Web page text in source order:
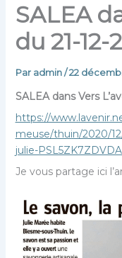
SALEA
du 21-12-
Par admin/22
SALEA dans Vers
https://
meuse/thuin/2020/
julie-
Je vous partage ici